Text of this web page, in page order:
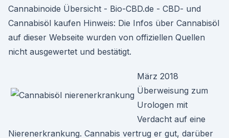
Cannabinoide Übersicht - Bio-CBD.de - CBD- und
Cannabisöl kaufen Hinweis: Die Infos über Cannabisöl
auf dieser Webseite wurden von offiziellen Quellen
nicht ausgewertet und bestätigt.
März 2018
Überweisung zum
Urologen mit
Verdacht auf eine
Nierenerkrankung. Cannabis vertrug er gut, darüber